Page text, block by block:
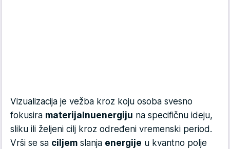
Vizualizacija je vežba kroz koju osoba svesno
fokusira materijalnuenergiju na specifičnu ideju,
sliku ili željeni cilj kroz određeni vremenski period.
Vrši se sa ciljem slanja energije u kvantno polje